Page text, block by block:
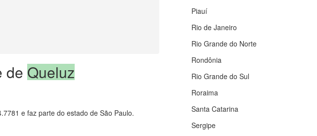
de Queluz
e faz parte do estado de São Paulo.
Piauí
Rio de Janeiro
Rio Grande do Norte
Rondônia
Rio Grande do Sul
Roraima
Santa Catarina
Sergipe